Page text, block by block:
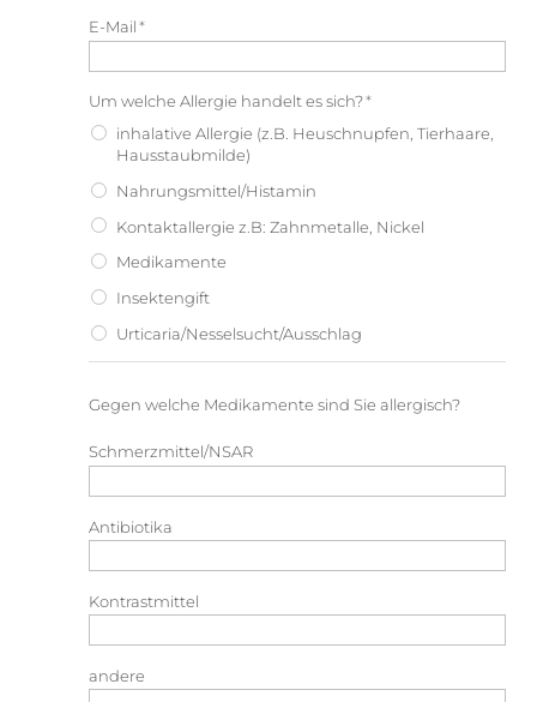
E-Mail*
Um welche Allergie handelt es sich?*
inhalative Allergie (z.B. Heuschnupfen, Tierhaare,
Hausstaubmilde)
Nahrungsmittel/Histamin
Kontaktallergie z.B: Zahnmetalle, Nickel
Medikamente
Insektengift
Urticaria/Nesselsucht/Ausschlag
Gegen welche Medikamente sind Sie allergisch?
Schmerzmittel/NSAR
Antibiotika
Kontrastmittel
andere